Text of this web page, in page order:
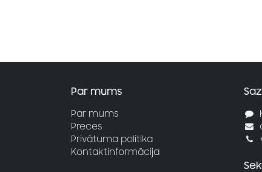
Par mums
Par mums
Preces
Privātuma politika
Kontaktinformācija